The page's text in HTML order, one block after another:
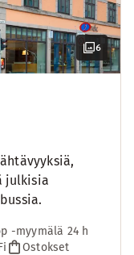
6
julkisia
-myymälä 24 h
Ostokset